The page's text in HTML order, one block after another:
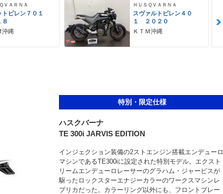
ＶＡＲＮＡ
トピレン７０１
８
沖縄
ＨＵＳＱＶＡＲＮＡ
スヴァルトピレン４０
１ ２０２０
ＫＴＭ沖縄
特別・限定仕様
ハスクバーナ
TE 300i JARVIS EDITION
インジェクション装備の2ストエンジン搭載エンデューロ
マシンであるTE300iに設定された特別モデル。エクスト
リームエンデューロレーサーのグラハム・ジャービスが
駆ったロックスターエナジーカラーのワークスマシンレ
プリカだった。カラーリング以外にも、フロントブレー